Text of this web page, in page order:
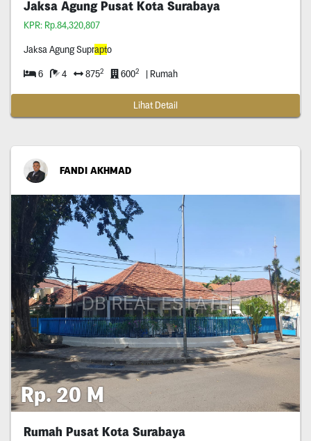
Jaksa Agung Pusat Kota Surabaya
KPR: Rp.84,320,807
Jaksa Agung Suprapto
6 4 8752 6002 | Rumah
Lihat Detail
FANDI AKHMAD
Rp. 20 M
Rumah Pusat Kota Surabaya